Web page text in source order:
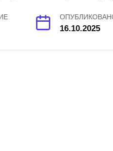
16.10.2025